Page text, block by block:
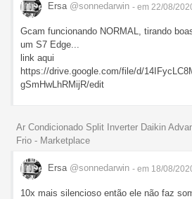
Ersa @sonnedarwin - em 22/08/
Gcam funcionando NORMAL, tirando
um S7 Edge...
link aqui
https://drive.google.com/file/d/
gSmHwLhRMijR/edit
Ar Condicionado Split Inverter Daikin
Frio - Marketplace
Ersa @sonnedarwin - em 18/08/
10x mais silencioso então ele não faz